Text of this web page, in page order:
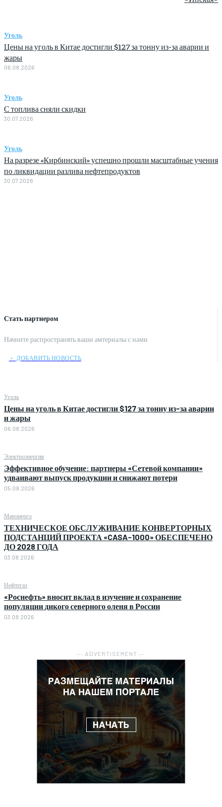
Стать партнером
Начните распространять ваши амтериалы с нами
﹢ ДОБАВИТЬ НОВОСТЬ
Уголь
Цены на уголь в Китае достигли $127 за тонну из-за аварии
и жары
06.08.2026
Электроэнергия
Эффективное обучение: партнеры «Сетевой компании»
удваивают выпуск продукции и снижают потери
05.08.2026
Минэнерго
ТЕХНИЧЕСКОЕ ОБСЛУЖИВАНИЕ КОНВЕРТОРНЫХ
ПОДСТАНЦИЙ ПРОЕКТА «CASA-1000» ОБЕСПЕЧЕНО
ДО 2028 ГОДА
03.08.2026
Нефтегаз
«Роснефть» вносит вклад в изучение и сохранение
популяции дикого северного оленя в России
03.08.2026
― ADVERTISEMENT ―
Уголь
Цены на уголь в Китае достигли $127 за тонну из-за аварии и
жары
06.08.2026
Уголь
С топлива сняли скидки
30.07.2026
Уголь
На разрезе «Кирбинский» успешно прошли масштабные учения
по ликвидации разлива нефтепродуктов
30.07.2026